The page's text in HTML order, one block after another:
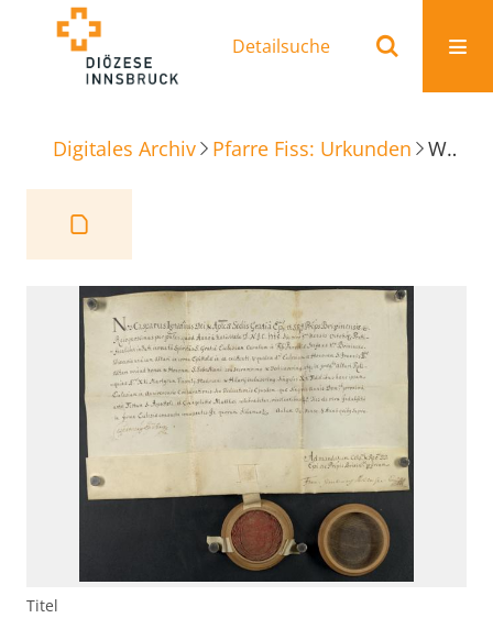
Detailsuche
Digitales Archiv Pfarre Fiss: Urkunden Weihe- und Ablassbrief
Titel